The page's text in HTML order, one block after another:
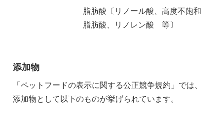
脂肪酸〔リノール酸、高度不飽和
脂肪酸、リノレン酸 等〕
添加物
「ペットフードの表示に関する公正競争規約」では、
添加物として以下のものが挙げられています。